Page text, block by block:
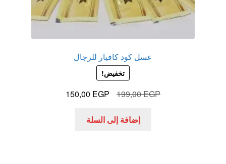
منتجات خاصة بالزوجة
منتجات لاثارة الزوجه
منتجات للانتصاب و تاخير القذف
عسل كود كافيار للرجال
تخفيض!
199,00EGP
السعر
هو:
150,00 EGP
السعر
إضافة إلى السلة